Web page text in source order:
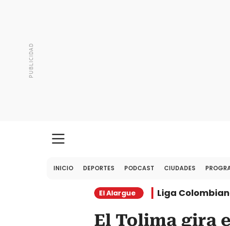
INICIO DEPORTES PODCAST CIUDADES
El Alargue Liga
El Tolima gira